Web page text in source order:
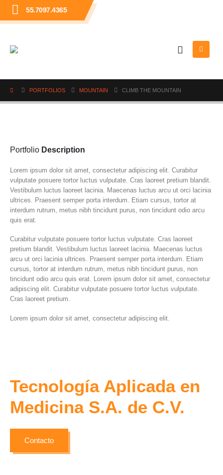
55.7097.4365
PORTFOLIOS MOUNTAIN CLIMB THE MOUNTAIN
Portfolio Description
Lorem ipsum dolor sit amet, consectetur adipiscing elit. Curabitur
vulputate posuere tortor luctus vulputate. Cras laoreet pretium blandit.
Vestibulum luctus laoreet lacinia. Maecenas luctus arcu ut orci lacinia
ultrices. Praesent semper porta interdum. Etiam cursus, tortor at
interdum rutrum, metus nibh tincidunt purus, non tincidunt odio arcu
quis erat.
Curabitur vulputate posuere tortor luctus vulputate. Cras laoreet
pretium blandit. Vestibulum luctus laoreet lacinia. Maecenas luctus
arcu ut orci lacinia ultrices. Praesent semper porta interdum. Etiam
cursus, tortor at interdum rutrum, metus nibh tincidunt purus, non
tincidunt odio arcu quis erat. Lorem ipsum dolor sit amet, consectetur
adipiscing elit. Curabitur vulputate posuere tortor luctus vulputate.
Cras laoreet pretium.
Lorem ipsum dolor sit amet, consectetur adipiscing elit.
Tecnología Aplicada en
Medicina S.A. de C.V.
Contacto